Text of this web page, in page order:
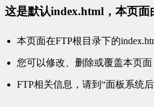
这是默认index.html，本页面
本页面在FTP根目录下的
您可以修改、删除或覆盖本页面
FTP相关信息，请到“面板系统